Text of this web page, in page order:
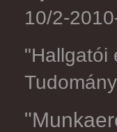
10/2-
"Hallgatói